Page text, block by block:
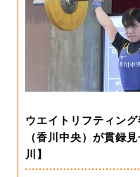
ウエイトリフティン
（香川中央）が貫録
川】